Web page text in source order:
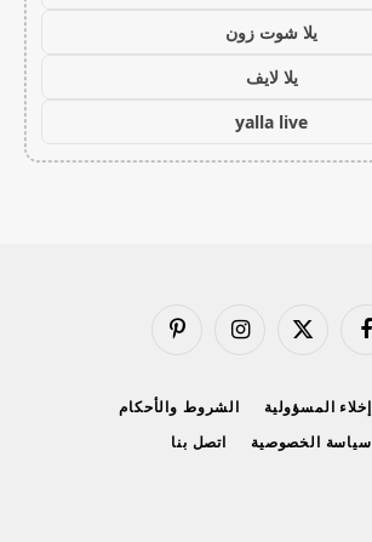
يلا شوت زون
يلا لايف
yalla live
فيسبوك
X
الانستغرامبينتيريست
إخلاء المسؤولية
الشروط والأحكام
سياسة الخصوصية
اتصل بنا